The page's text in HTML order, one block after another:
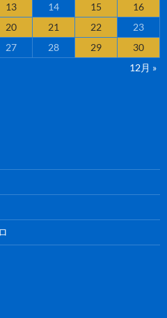
13 14 15
16
20 21 22
23
27 28 29
30
12月 »